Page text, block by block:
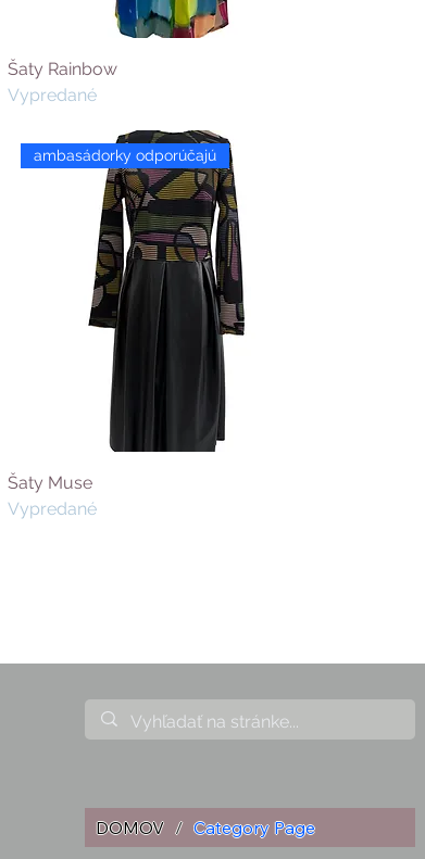
Šaty Rainbow
Vypredané
ambasádorky odporúčajú
Šaty Muse
Vypredané
DOMOV / Category Page